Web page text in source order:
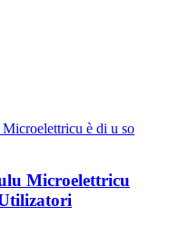
Microelettricu